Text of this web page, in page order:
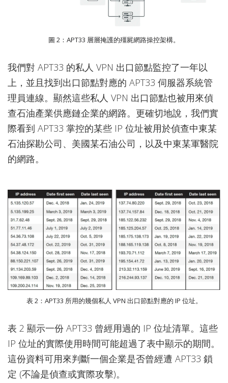
圖 2：APT33 層層掩護的殭屍網路操控架構。
我們對 APT33 的私人 VPN 出口節點監控了一年以
上，並且找到出口節點對應的 APT33 伺服器系統管
理員連線。顯然這些私人 VPN 出口節點也被用來偵
查石油產業供應鏈企業的網路。更確切地說，我們實
際看到 APT33 掌控的某些 IP 位址被用於偵查中東某
石油探勘公司、美國某石油公司，以及中東某軍醫院
的網路。
表 2：APT33 所用的幾個私人 VPN 出口節點對應的 IP 位址。
表 2 顯示一份 APT33 曾經用過的 IP 位址清單。這些
IP 位址的實際使用時間可能超過了表中顯示的期間。
這份資料可用來判斷一個企業是否曾經遭 APT33 鎖
定 (不論是偵查或實際攻擊)。